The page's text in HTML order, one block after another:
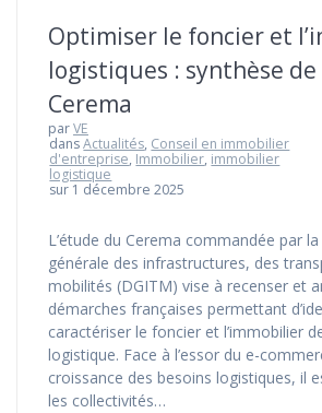
Optimiser le foncier et
logistiques : synthèse de
Cerema
parVE
dansActualités, Conseil en immobilier
d'entreprise, Immobilier, immobilier
logistique
sur 1 décembre 2025
L’étude du Cerema commandée par
générale des infrastructures, des
mobilités (DGITM) vise à recenser et
démarches françaises permettant
caractériser le foncier et l’immobilier
logistique. Face à l’essor du e-
croissance des besoins logistiques, il
les collectivités…